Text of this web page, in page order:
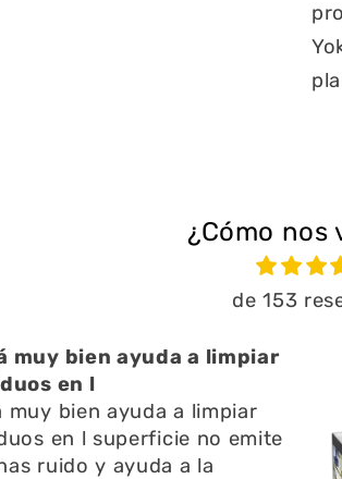
¿Cómo nos
de 153
muy bien ayuda a limpiar
en l
muy bien ayuda a limpiar
en l superficie no emite
ruido y ayuda a la